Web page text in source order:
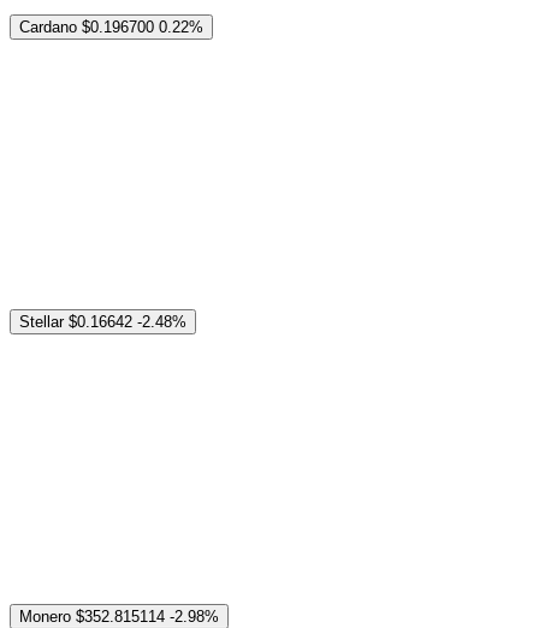
Cardano $0.196700 0.22%
Stellar $0.16642 -2.48%
Monero $352.815114 -2.98%